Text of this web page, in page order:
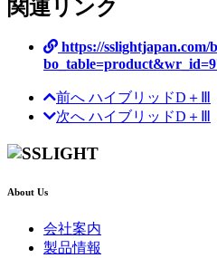
関連リンク
https://sslightjapan.com/
前へ ハイブリッドD＋Ⅲ
次へ ハイブリッドD＋Ⅲ
About Us
会社案内
製品情報